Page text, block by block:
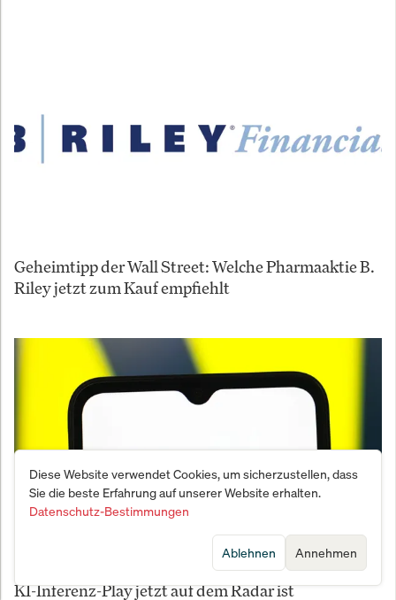
Geheimtipp der Wall Street: Welche Pharmaaktie B.
Riley jetzt zum Kauf empfiehlt
Baird setzt große Wetten auf Nebius: Warum dieser
KI-Inferenz-Play jetzt auf dem Radar ist
Diese Website verwendet Cookies, um sicherzustellen, dass
Sie die beste Erfahrung auf unserer Website erhalten.
Datenschutz-Bestimmungen
Annehmen
Ablehnen